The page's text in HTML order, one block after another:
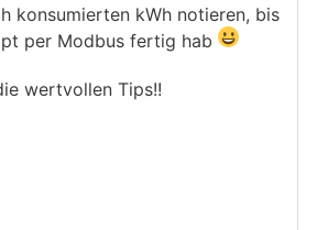
konsumierten kWh notieren, bis
per Modbus fertig hab
wertvollen Tips!!